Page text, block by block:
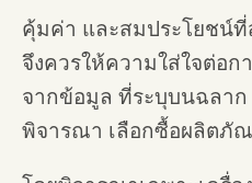
คุ้มค่า และสมประโยชน์
จึงควรให้ความใส่ใจต่อก
จากข้อมูล ที่ระบุบนฉลา
พิจารณา เลือกซื้อผลิตภั